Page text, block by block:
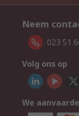
Neem
023 51
Volg ons op
We